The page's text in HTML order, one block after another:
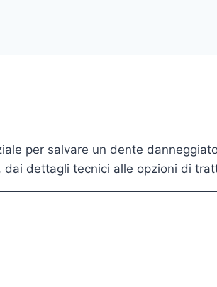
per salvare un dente
dettagli tecnici alle opzioni di